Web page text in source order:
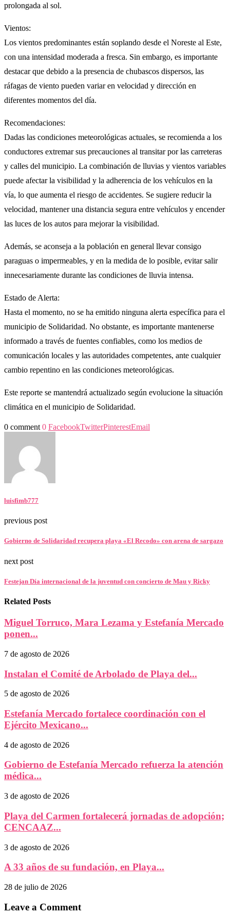
prolongada al sol.
Vientos:
Los vientos predominantes están soplando desde el Noreste al Este,
con una intensidad moderada a fresca. Sin embargo, es importante
destacar que debido a la presencia de chubascos dispersos, las
ráfagas de viento pueden variar en velocidad y dirección en
diferentes momentos del día.
Recomendaciones:
Dadas las condiciones meteorológicas actuales, se recomienda a los
conductores extremar sus precauciones al transitar por las carreteras
y calles del municipio. La combinación de lluvias y vientos variables
puede afectar la visibilidad y la adherencia de los vehículos en la
vía, lo que aumenta el riesgo de accidentes. Se sugiere reducir la
velocidad, mantener una distancia segura entre vehículos y encender
las luces de los autos para mejorar la visibilidad.
Además, se aconseja a la población en general llevar consigo
paraguas o impermeables, y en la medida de lo posible, evitar salir
innecesariamente durante las condiciones de lluvia intensa.
Estado de Alerta:
Hasta el momento, no se ha emitido ninguna alerta específica para el
municipio de Solidaridad. No obstante, es importante mantenerse
informado a través de fuentes confiables, como los medios de
comunicación locales y las autoridades competentes, ante cualquier
cambio repentino en las condiciones meteorológicas.
Este reporte se mantendrá actualizado según evolucione la situación
climática en el municipio de Solidaridad.
0 comment 0 FacebookTwitterPinterestEmail
luisfimb777
previous post
Gobierno de Solidaridad recupera playa «El Recodo» con arena de sargazo
next post
Festejan Día internacional de la juventud con concierto de Mau y Ricky
Related Posts
Miguel Torruco, Mara Lezama y Estefanía Mercado
ponen...
7 de agosto de 2026
Instalan el Comité de Arbolado de Playa del...
5 de agosto de 2026
Estefanía Mercado fortalece coordinación con el
Ejército Mexicano...
4 de agosto de 2026
Gobierno de Estefanía Mercado refuerza la atención
médica...
3 de agosto de 2026
Playa del Carmen fortalecerá jornadas de adopción;
CENCAAZ...
3 de agosto de 2026
A 33 años de su fundación, en Playa...
28 de julio de 2026
Leave a Comment